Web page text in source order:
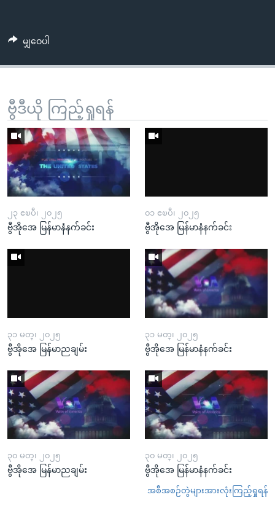
မျှဝေပါ
ဗွီဒီယို ကြည့်ရှုရန်
၂၃ ဧၿပီ၊ ၂၀၂၅
ဗွီအိုအေ မြန်မာနံနက်ခင်း
၀၁ ဧၿပီ၊ ၂၀၂၅
ဗွီအိုအေ မြန်မာနံနက်ခင်း
၃၁ မတ္၊ ၂၀၂၅
ဗွီအိုအေ မြန်မာညချမ်း
၃၁ မတ္၊ ၂၀၂၅
ဗွီအိုအေ မြန်မာနံနက်ခင်း
၃၀ မတ္၊ ၂၀၂၅
ဗွီအိုအေ မြန်မာညချမ်း
၃၀ မတ္၊ ၂၀၂၅
ဗွီအိုအေ မြန်မာနံနက်ခင်း
အစီအစဉ်တွဲများအားလုံးကြည့်ရှုရန်